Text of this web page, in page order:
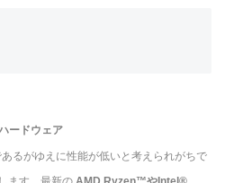
ードウェア
るがゆえに性能が低いと考えられがちで